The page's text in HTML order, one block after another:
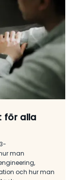
för alla
man
och hur man